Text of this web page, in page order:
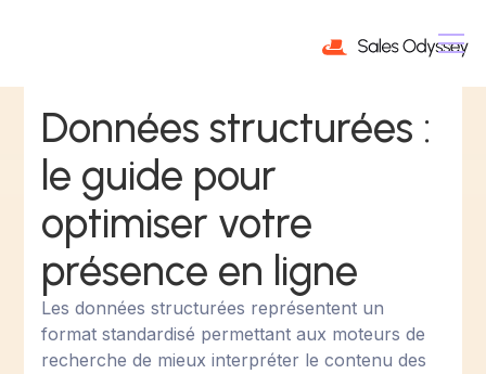
Données structurées :
le guide pour
optimiser votre
présence en ligne
Les données structurées représentent un
format standardisé permettant aux moteurs de
recherche de mieux interpréter le contenu des